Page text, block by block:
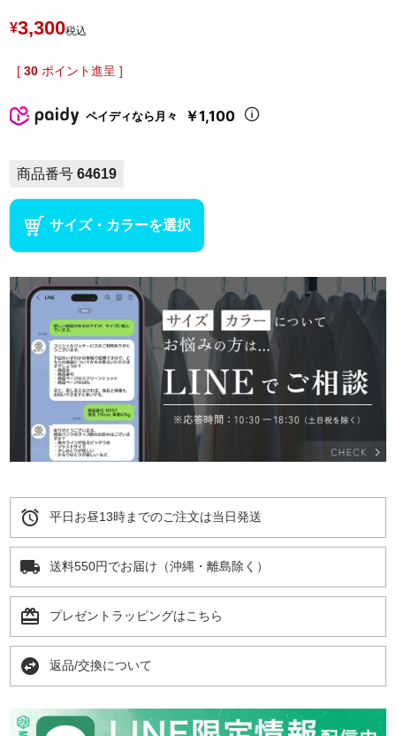
¥3,300税込
[ 30 ポイント進呈 ]
ペイディなら月々 ￥1,100
商品番号 64619
サイズ・カラーを選択
alarm 平日お昼13時までのご注文は当日発送
local_shipping 送料550円でお届け（沖縄・離島除く）
card_giftcard プレゼントラッピングはこちら
swap_horizontal_circle 返品/交換について